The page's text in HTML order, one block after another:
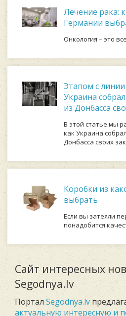
Лечение рака:
Германии
Онкология – это
Этапом с
Украина
из Донбасса
В этой статье мы
как Украина
Донбасса своих
Коробки из
выбрать
Если вы затеяли
понадобится
Сайт интересных
Segodnya.lv
Портал Segodnya.lv
актуальную интересную и